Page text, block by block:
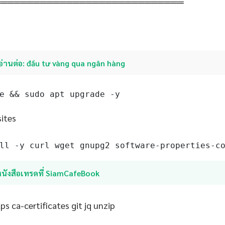
านต่อ: đầu tư vàng qua ngân hàng
&& sudo apt upgrade -y
-y curl wget gnupg2 software-properties-
งสือเทรดที่ SiamCafeBook
ca-certificates git jq unzip